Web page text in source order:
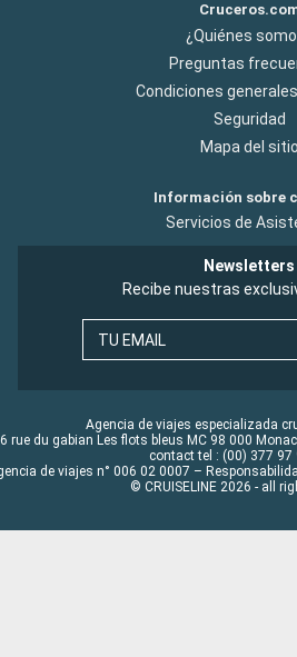
¿Quiénes
Preguntas
Condiciones
Seguridad
Mapa del sitio
Información sobre
Servicios de
Newsletters
Recibe nuestras
TU EMAIL
Agencia de viajes especializada
rue du gabian Les flots bleus MC 98 000
contact tel : (00) 377 97
de viajes n° 006 02 0007 –
© CRUISELINE 2026 - all